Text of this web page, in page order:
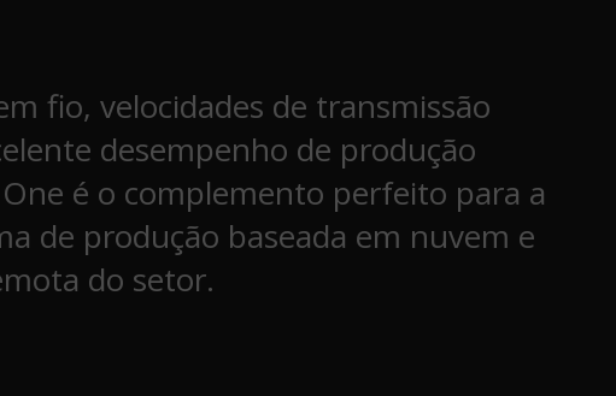
fio, velocidades de transmissão
desempenho de produção
é o complemento perfeito para a
de produção baseada em nuvem e
do setor.